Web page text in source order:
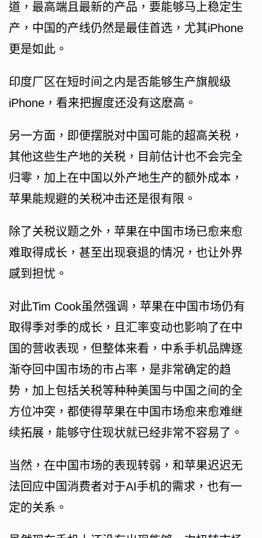
道，最高端且最新的产品，要能够马上稳定生
产，中国的产线仍然是最佳首选，尤其iPhone
更是如此。
印度厂区在短时间之内是否能够生产旗舰级
iPhone，看来把握度还没有这麽高。
另一方面，即便摆脱对中国可能的超高关税，
其他这些生产地的关税，目前估计也不会完全
归零，加上在中国以外产地生产的额外成本，
苹果能规避的关税冲击还是很有限。
除了关税议题之外，苹果在中国市场已愈来愈
难取得成长，甚至出现衰退的情况，也让外界
感到担忧。
对此Tim Cook虽然强调，苹果在中国市场仍有
取得季对季的成长，且汇率变动也影响了在中
国的营收表现，但整体来看，中系手机品牌逐
渐夺回中国市场的市占率，是非常确定的趋
势，加上包括关税等种种美国与中国之间的全
方位冲突，都使得苹果在中国市场愈来愈难继
续拓展，能够守住现状就已经非常不容易了。
当然，在中国市场的表现转弱，和苹果迟迟无
法回应中国消费者对于AI手机的需求，也有一
定的关系。